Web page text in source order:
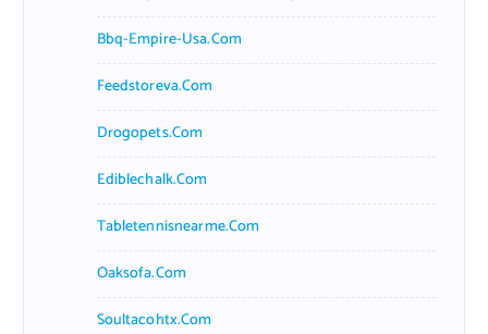
Bbq-Empire-Usa.com
Feedstoreva.com
Drogopets.com
Ediblechalk.com
Tabletennisnearme.com
Oaksofa.com
Soultacohtx.com